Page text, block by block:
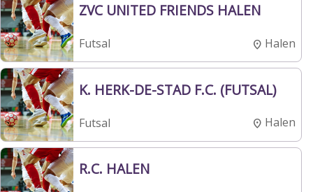
ZVC UNITED FRIENDS HALEN
Futsal Halen
K. HERK-DE-STAD F.C. (FUTSAL)
Futsal Halen
R.C. HALEN